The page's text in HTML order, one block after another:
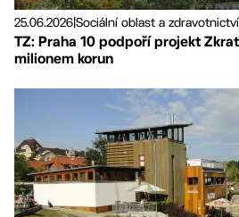
25.06.2026Sociální oblast a
TZ: Praha 10 podpoří projekt
milionem korun